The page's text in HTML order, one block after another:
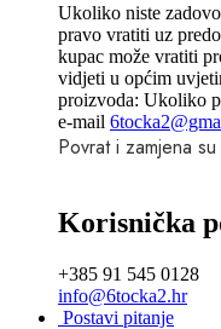
Ukoliko niste
pravo vratiti uz
kupac može vratiti
vidjeti u općim
proizvoda: Ukoliko
e-mail
Povrat i zamjena
Korisnička
+385 91 545 0128
info@6tocka2.hr
Postavi pitanje